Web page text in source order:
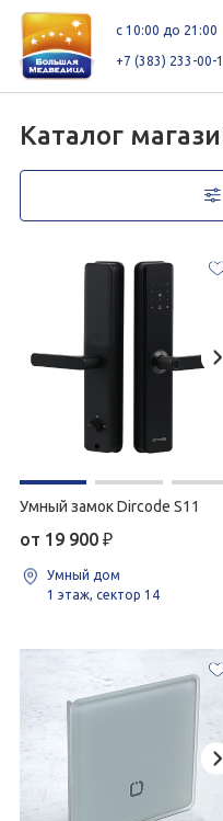
+7 (383) 233-00-
c 10:00 до 21:00
Схемы этажей
Каталог
Умный замок Dircode S11
от 19 900 ₽
Умный дом
1 этаж, сектор 14